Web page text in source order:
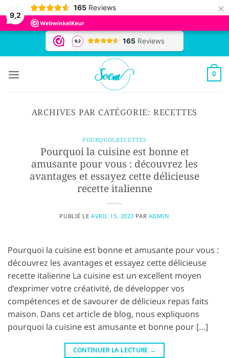
9,2
165 Reviews ×
Passer
0
ARCHIVES PAR CATÉGORIE: RECETTES
POURQUOI,RECETTES
Pourquoi la cuisine est bonne et
amusante pour vous : découvrez les
avantages et essayez cette délicieuse
recette italienne
PUBLIÉ LEAVRIL 15, 2023 PAR ADMIN
Pourquoi la cuisine est bonne et amusante pour vous :
découvrez les avantages et essayez cette délicieuse
recette italienne La cuisine est un excellent moyen
d’exprimer votre créativité, de développer vos
compétences et de savourer de délicieux repas faits
maison. Dans cet article de blog, nous expliquons
pourquoi la cuisine est amusante et bonne pour […]
CONTINUER LA LECTURE →